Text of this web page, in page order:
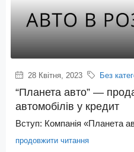
28 Квітня, 2023 Без
“Планета авто” —
автомобілів у кредит
Вступ: Компанія «Планета
продовжити читання